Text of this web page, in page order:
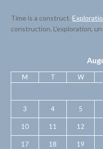
Time is a construct.
construction. L’exploration,
M T W
3 4 5
10 11 12
17 18 19